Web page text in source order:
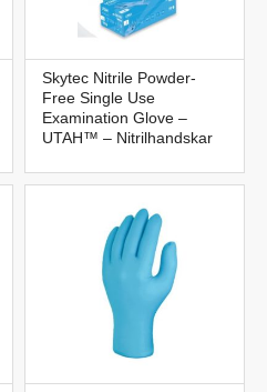
Skytec Nitrile Powder-
Free Single Use
Examination Glove –
UTAH™ – Nitrilhandskar